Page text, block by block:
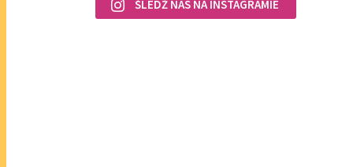
ŚLEDŹ NAS NA INSTAGRAMIE